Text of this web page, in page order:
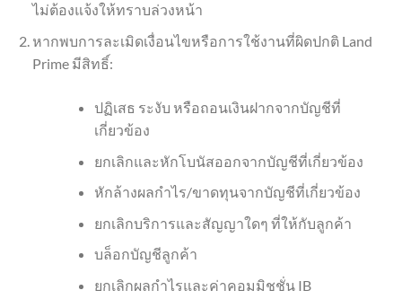
ไม่ต้องแจ้งให้ทราบล่วงหน้า
หากพบการละเมิดเงื่อนไขหรือการใช้งานที่ผิดปกติ Land
Prime มีสิทธิ์:
ปฏิเสธ ระงับ หรือถอนเงินฝากจากบัญชีที่
เกี่ยวข้อง
ยกเลิกและหักโบนัสออกจากบัญชีที่เกี่ยวข้อง
หักล้างผลกำไร/ขาดทุนจากบัญชีที่เกี่ยวข้อง
ยกเลิกบริการและสัญญาใดๆ ที่ให้กับลูกค้า
บล็อกบัญชีลูกค้า
ยกเลิกผลกำไรและค่าคอมมิชชั่น IB